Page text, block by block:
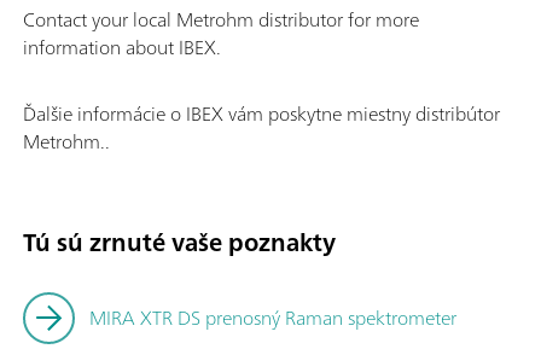
Contact your local Metrohm distributor for more
information about IBEX.
Ďalšie informácie o IBEX vám poskytne miestny distribútor
Metrohm..
Tú sú zrnuté vaše poznakty
MIRA XTR DS prenosný Raman spektrometer